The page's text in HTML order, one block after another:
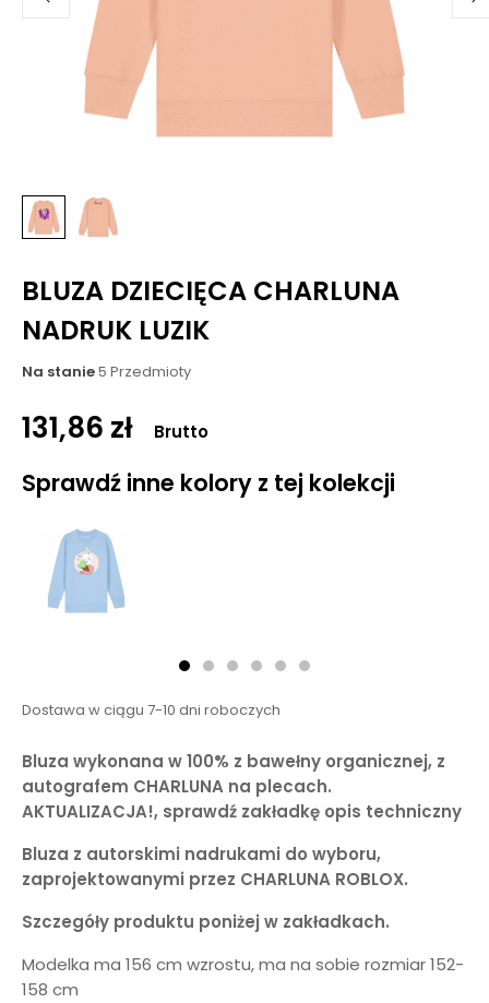
BLUZA DZIECIĘCA CHARLUNA
NADRUK LUZIK
Na stanie5 Przedmioty
131,86 zł Brutto
Sprawdź inne kolory z tej kolekcji
Dostawa w ciągu 7-10 dni roboczych
Bluza wykonana w 100% z bawełny organicznej, z
autografem CHARLUNA na plecach.
AKTUALIZACJA!, sprawdź zakładkę opis techniczny
Bluza z autorskimi nadrukami do wyboru,
zaprojektowanymi przez CHARLUNA ROBLOX.
Szczegóły produktu poniżej w zakładkach.
Modelka ma 156 cm wzrostu, ma na sobie rozmiar 152-
158 cm